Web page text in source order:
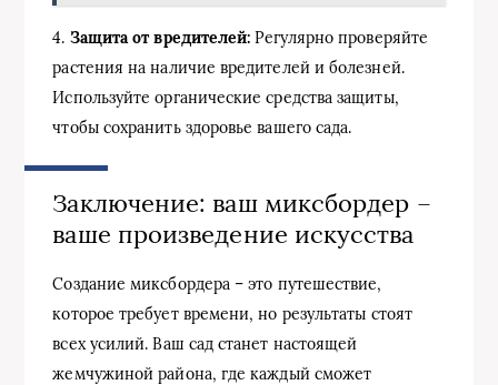
4. Защита от вредителей: Регулярно проверяйте
растения на наличие вредителей и болезней.
Используйте органические средства защиты,
чтобы сохранить здоровье вашего сада.
Заключение: ваш миксбордер –
ваше произведение искусства
Создание миксбордера – это путешествие,
которое требует времени, но результаты стоят
всех усилий. Ваш сад станет настоящей
жемчужиной района, где каждый сможет